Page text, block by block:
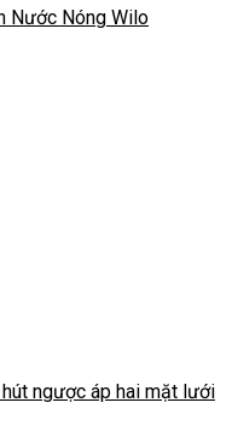
Nước Nóng Wilo
ngược áp hai mặt lưới